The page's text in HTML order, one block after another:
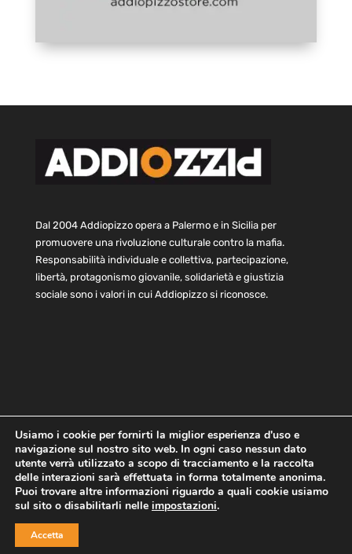
Dal 2004 Addiopizzo opera a Palermo e in Sicilia per
promuovere una rivoluzione culturale contro la mafia.
Responsabilità individuale e collettiva, partecipazione,
libertà, protagonismo giovanile, solidarietà e giustizia
sociale sono i valori in cui Addiopizzo si riconosce.
Home Statuto e bilancio
Contatti
Privacy
Cookie Child Protection Policy
Copyright © 2021 AddioPizzo | Tutti i diritti riservati | Sede
Usiamo i cookie per fornirti la miglior esperienza d'uso e
navigazione sul nostro sito web. In ogni caso nessun dato
utente verrà utilizzato a scopo di tracciamento e la raccolta
delle interazioni sarà effettuata in forma totalmente anonima.
Puoi trovare altre informazioni riguardo a quali cookie usiamo
sul sito o disabilitarli nelle impostazioni.
Accetta